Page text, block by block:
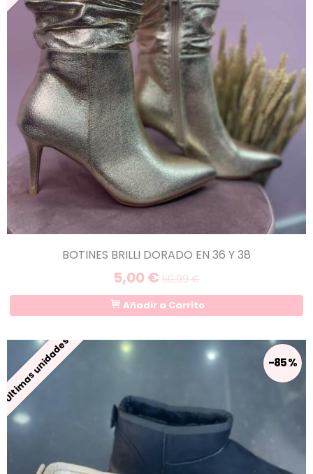
BOTINES BRILLI DORADO EN 36 Y 38
5,00 € 50,99 €
Añadir a Carrito
Últimas unidades -85 %